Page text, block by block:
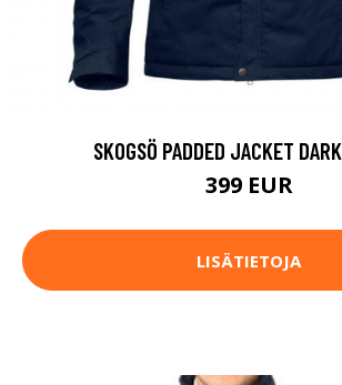
SKOGSÖ PADDED JACKET
399 EUR
LISÄTIETOJA